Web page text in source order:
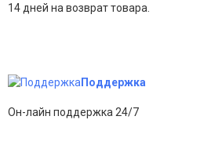
14 дней на возврат товара.
Поддержка
Он-лайн поддержка 24/7